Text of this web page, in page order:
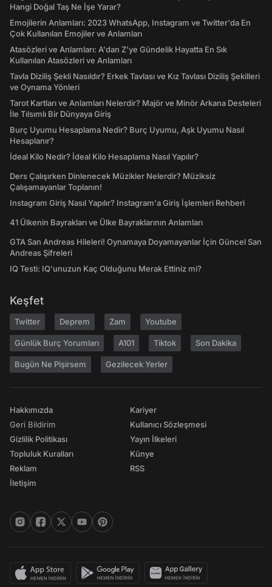
Hangi Doğal Taş Ne İşe Yarar?
Emojilerin Anlamları: 2023 WhatsApp, Instagram ve Twitter'da En
Çok Kullanılan Emojiler ve Anlamları
Atasözleri ve Anlamları: A'dan Z'ye Gündelik Hayatta En Sık
Kullanılan Atasözleri ve Anlamları
Tavla Diziliş Şekli Nasıldır? Erkek Tavlası ve Kız Tavlası Diziliş Şekilleri
ve Oynama Yönleri
Tarot Kartları ve Anlamları Nelerdir? Majör ve Minör Arkana Desteleri
İle Tılsımlı Bir Dünyaya Giriş
Burç Uyumu Hesaplama Nedir? Burç Uyumu, Aşk Uyumu Nasıl
Hesaplanır?
İdeal Kilo Nedir? İdeal Kilo Hesaplama Nasıl Yapılır?
Ders Çalışırken Dinlenecek Müzikler Nelerdir? Müziksiz
Çalışamayanlar Toplanın!
Instagram Giriş Nasıl Yapılır? Instagram'a Giriş İşlemleri Rehberi
41 Ülkenin Bayrakları ve Ülke Bayraklarının Anlamları
GTA San Andreas Hileleri! Oynamaya Doyamayanlar İçin Güncel San
Andreas Şifreleri
IQ Testi: IQ'unuzun Kaç Olduğunu Merak Ettiniz mi?
Keşfet
Twitter Deprem Zam Youtube
Günlük Burç Yorumları A101 Tiktok Son Dakika
Bugün Ne Pişirsem Gezilecek Yerler
Hakkımızda
Geri Bildirim
Gizlilik Politikası
Topluluk Kuralları
Reklam
İletişim
Kariyer
Kullanıcı Sözleşmesi
Yayın İlkeleri
Künye
RSS